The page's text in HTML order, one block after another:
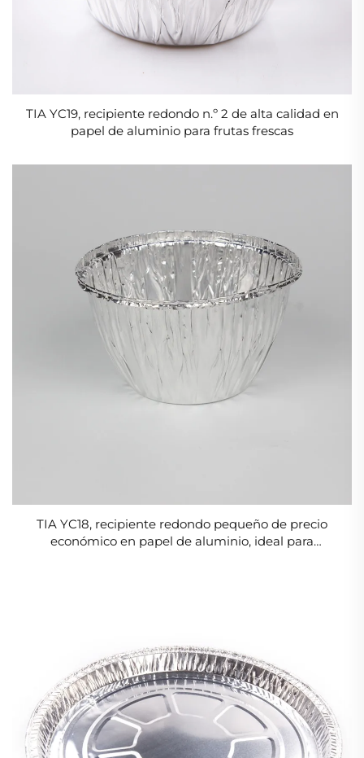
TIA YC19, recipiente redondo n.º 2 de alta calidad en
papel de aluminio para frutas frescas
TIA YC18, recipiente redondo pequeño de precio
económico en papel de aluminio, ideal para